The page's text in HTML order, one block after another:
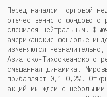
Перед началом торговой
отечественного
сложился нейтральным.
американские фондовые
изменяются
Азиатско-Тихоокеанского
смешанная динамика.
прибавляют 0,1-0,2%.
акций мы ждем с небольшим